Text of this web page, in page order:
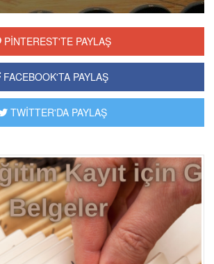
PİNTEREST'TE PAYLAŞ
FACEBOOK'TA PAYLAŞ
TWİTTER'DA PAYLAŞ